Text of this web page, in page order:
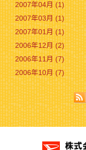
2007年04月 (1)
2007年03月 (1)
2007年01月 (1)
2006年12月 (2)
2006年11月 (7)
2006年10月 (7)